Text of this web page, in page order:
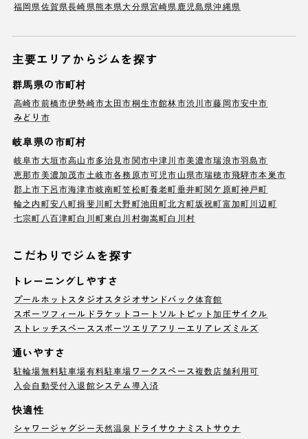
福岡県佐賀県長崎県熊本県大分県宮崎県 鹿児島県沖縄県
主要エリアからジムを探す
群馬県の市町村
高崎市前橋市伊勢崎市太田市桐生市館林市渋川市藤岡市安中市
みどり市
岐阜県の市町村
岐阜市大垣市高山市多治見市関市中津川市美濃市瑞浪市羽島市
恵那市美濃加茂市土岐市各務原市可児市山県市瑞穂市飛騨市本巣市
郡上市下呂市海津市岐南町笠松町養老町垂井町関ケ原町神戸町
輪之内町安八町揖斐川町大野町池田町北方町坂祝町富加町川辺町
七宗町 八百津町白川町東白川村御嵩町白川村
こだわりでジムを探す
トレーニングしやすさ
プールホットスタジオ スタジオサンドバック体育館
スポーツフィールド ラケットコート ソルトピット加圧サイクル
ストレッチスペース スポーツエリア フリーエリア レズミルズ
通いやすさ
駐輪場無料駐車場有料駐車場ワークスペース複数店舗利用可
入会自動受付 入退館システム導入済
快適性
シャワージャグジー天然温泉 ドライサウナ ミストサウナ